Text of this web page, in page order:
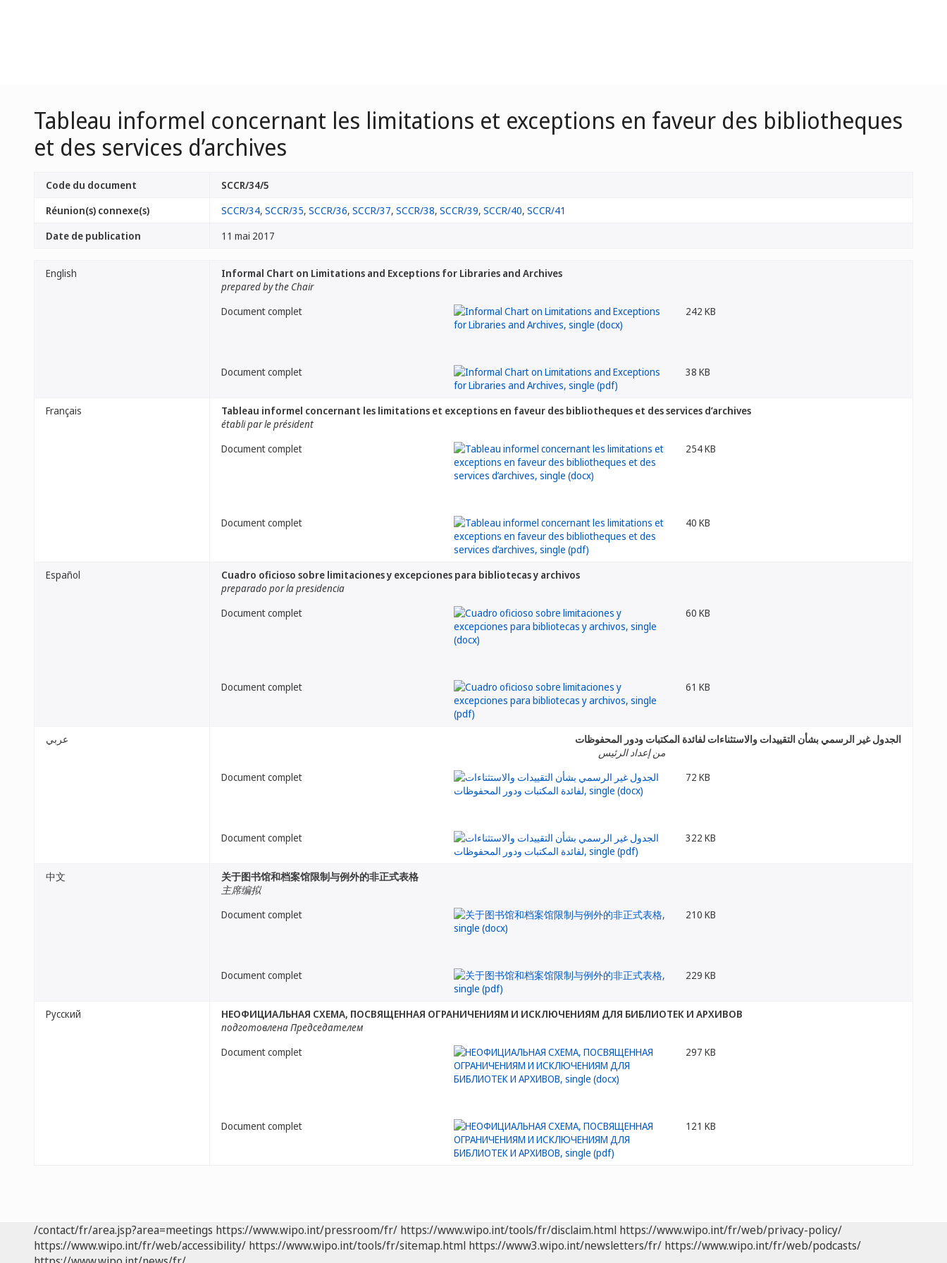
Tableau informel concernant les limitations et exceptions en faveur des bibliotheques
et des services d’archives
Code du document
SCCR/34/5
Réunion(s) connexe(s)
SCCR/34, SCCR/35, SCCR/36, SCCR/37, SCCR/38, SCCR/39, SCCR/40, SCCR/41
Date de publication
11 mai 2017
English
Informal Chart on Limitations and Exceptions for Libraries and Archives
prepared by the Chair
Document complet
242 KB
Document complet 38 KB
Français
Tableau informel concernant les limitations et exceptions en faveur des bibliotheques et des services d’archives
établi par le président
Document complet
254 KB
Document complet 40 KB
Español
Cuadro oficioso sobre limitaciones y excepciones para bibliotecas y archivos
preparado por la presidencia
Document complet
60 KB
Document complet 61 KB
عربي
الجدول غير الرسمي بشأن التقييدات والاستثناءات لفائدة المكتبات ودور المحفوظات
من إعداد الرئيس
Document complet
72 KB
Document complet 322 KB
中文
关于图书馆和档案馆限制与例外的非正式表格
主席编拟
Document complet
210 KB
Document complet 229 KB
Русский
НЕОФИЦИАЛЬНАЯ СХЕМА, ПОСВЯЩЕННАЯ ОГРАНИЧЕНИЯМ И ИСКЛЮЧЕНИЯМ ДЛЯ БИБЛИОТЕК И АРХИВОВ
подготовлена Председателем
Document complet
297 KB
Document complet 121 KB
/contact/fr/area.jsp?area=meetings https://www.wipo.int/pressroom/fr/ https://www.wipo.int/tools/fr/disclaim.html https://www.wipo.int/fr/web/privacy-policy/
https://www.wipo.int/fr/web/accessibility/ https://www.wipo.int/tools/fr/sitemap.html https://www3.wipo.int/newsletters/fr/ https://www.wipo.int/fr/web/podcasts/